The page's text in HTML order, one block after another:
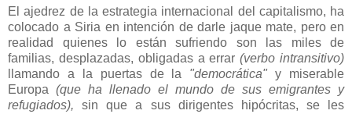
El ajedrez de la estrategia internacional del capitalismo, ha
colocado a Siria en intención de darle jaque mate, pero en
realidad quienes lo están sufriendo son las miles de
familias, desplazadas, obligadas a errar(verbo intransitivo)
llamando a la puertas de la "democrática" y miserable
Europa (que ha llenado el mundo de sus emigrantes y
refugiados), sin que a sus dirigentes hipócritas, se les